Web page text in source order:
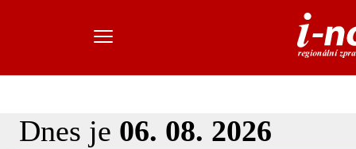
Dnes je 06. 08. 2026